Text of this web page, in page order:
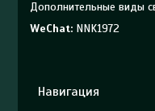
WeChat NNK1972
Навигация